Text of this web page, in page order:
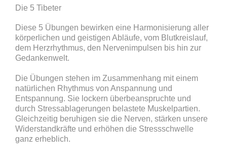
Die 5 Tibeter
Diese 5 Übungen bewirken eine Harmonisierung aller
körperlichen und geistigen Abläufe, vom Blutkreislauf,
dem Herzrhythmus, den Nervenimpulsen bis hin zur
Gedankenwelt.
Die Übungen stehen im Zusammenhang mit einem
natürlichen Rhythmus von Anspannung und
Entspannung. Sie lockern überbeanspruchte und
durch Stressablagerungen belastete Muskelpartien.
Gleichzeitig beruhigen sie die Nerven, stärken unsere
Widerstandkräfte und erhöhen die Stressschwelle
ganz erheblich.